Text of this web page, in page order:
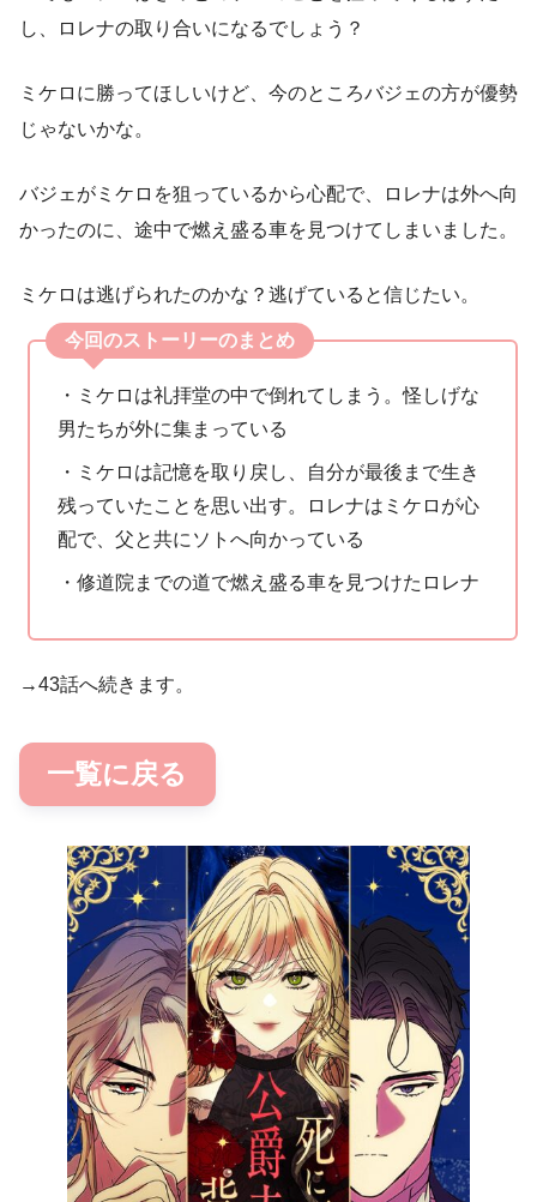
し、ロレナの取り合いになるでしょう？
ミケロに勝ってほしいけど、今のところバジェの方が優勢
じゃないかな。
バジェがミケロを狙っているから心配で、ロレナは外へ向
かったのに、途中で燃え盛る車を見つけてしまいました。
ミケロは逃げられたのかな？逃げていると信じたい。
今回のストーリーのまとめ
・ミケロは礼拝堂の中で倒れてしまう。怪しげな
男たちが外に集まっている
・ミケロは記憶を取り戻し、自分が最後まで生き
残っていたことを思い出す。ロレナはミケロが心
配で、父と共にソトへ向かっている
・修道院までの道で燃え盛る車を見つけたロレナ
→43話へ続きます。
一覧に戻る